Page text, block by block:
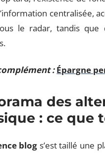
centralisée,
le radar, tandis que
: Épargne
des
: ce
blog s’est taillé une